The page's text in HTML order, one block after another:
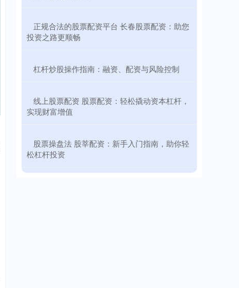
​正规合法的股票配资平台 长春股票配资：助您
投资之路更顺畅
​杠杆炒股操作指南：融资、配资与风险控制
​线上股票配资 股票配资：轻松撬动资本杠杆，
实现财富增值
​股票操盘法 股莘配资：新手入门指南，助你轻
松杠杆投资